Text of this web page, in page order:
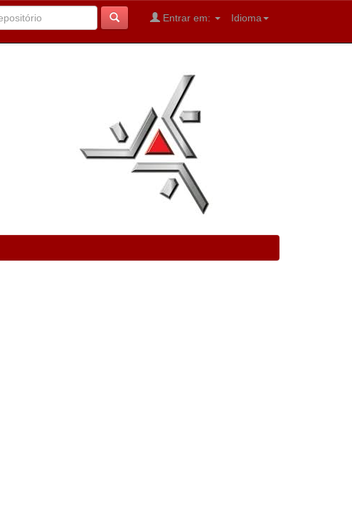
Idioma
Entrar em: